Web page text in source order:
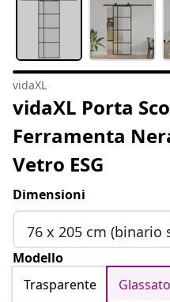
vidaXL
vidaXL Porta
Ferramenta
Vetro ESG
Dimensioni
76 x 205 cm (binario
Modello
Trasparente
Glassato